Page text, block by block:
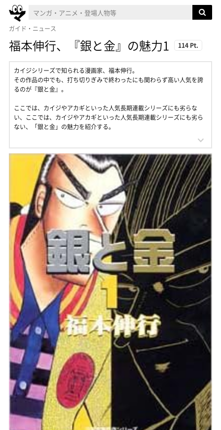
ガイド・ニュース
福本伸行、『銀と金』の魅力1 114 Pt.
カイジシリーズで知られる漫画家、福本伸行。
その作品の中でも、打ち切りぎみで終わったにも関わらず高い人気を誇
るのが『銀と金』。
ここでは、カイジやアカギといった人気長期連載シリーズにも劣らな
い、ここでは、カイジやアカギといった人気長期連載シリーズにも劣ら
ない、「銀と金」の魅力を紹介する。